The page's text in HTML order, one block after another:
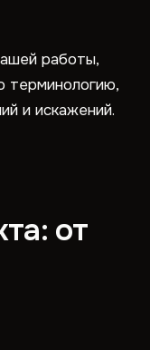
работы,
терминологию,
и искажений.
от